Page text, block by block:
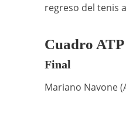
regreso del tenis
Cuadro
Final
Mariano Navone